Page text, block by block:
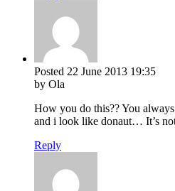
Posted 22 June 2013 19:35
by Ola
How you do this?? You
and i look like donaut… It’s
Reply